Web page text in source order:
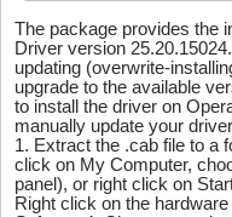
The package provides the
Driver version
updating (overwrite-
upgrade to the available
to install the driver on
manually update your
1. Extract the .cab file to a
click on My Computer,
panel), or right click on
Right click on the